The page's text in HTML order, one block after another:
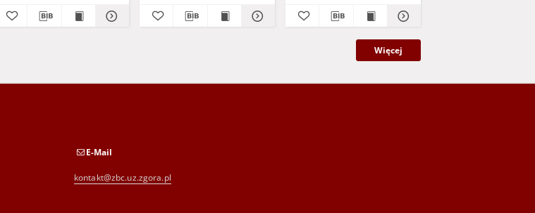
Więcej
E-Mail
kontakt@zbc.uz.zgora.pl